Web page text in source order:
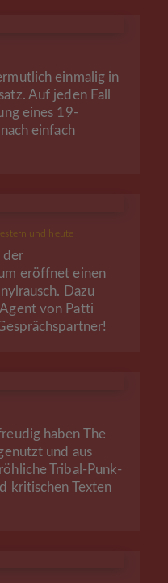
einmalig in
Auf jeden Fall
eines 19-
einfach
und heute
der
eröffnet einen
Dazu
von Patti
haben The
und aus
Tribal-Punk-
kritischen Texten